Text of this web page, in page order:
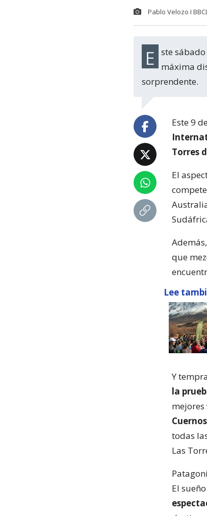
Pablo Velozo I
Este sábado se dio el arranque de los 42K del Patagonian International Marathon, la
máxima
sorprendente.
Este 9
Torres
El
Además,
que
Lee
Y
la
todas
Las
El